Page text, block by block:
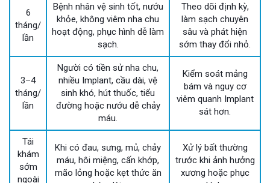
6
tháng/
lần
Bệnh nhân vệ sinh tốt, nướu
khỏe, không viêm nha chu
hoạt động, phục hình dễ làm
sạch.
Theo dõi định kỳ,
làm sạch chuyên
sâu và phát hiện
sớm thay đổi nhỏ.
3–4
tháng/
lần
Người có tiền sử nha chu,
nhiều Implant, cầu dài, vệ
sinh khó, hút thuốc, tiểu
đường hoặc nướu dễ chảy
máu.
Kiểm soát mảng
bám và nguy cơ
viêm quanh Implant
sát hơn.
Tái
khám
sớm
ngoài
Khi có đau, sưng, mủ, chảy
máu, hôi miệng, cấn khớp,
mão lỏng hoặc kẹt thức ăn
Xử lý bất thường
trước khi ảnh hưởng
xương hoặc phục